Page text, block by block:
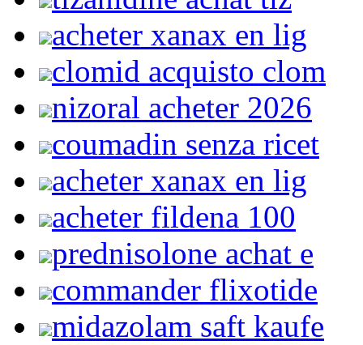
acheter xanax en lig
clomid acquisto clom
nizoral acheter 2026
coumadin senza ricet
acheter xanax en lig
acheter fildena 100
prednisolone achat e
commander flixotide
midazolam saft kaufe